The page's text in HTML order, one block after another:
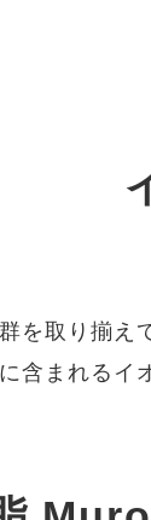
を取り揃
含まれる